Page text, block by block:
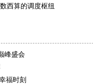
西算的调度枢纽
峰盛会
福时刻